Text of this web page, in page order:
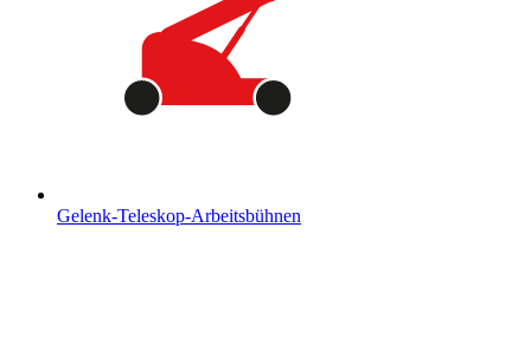
Gelenk-Teleskop-Arbeitsbühnen